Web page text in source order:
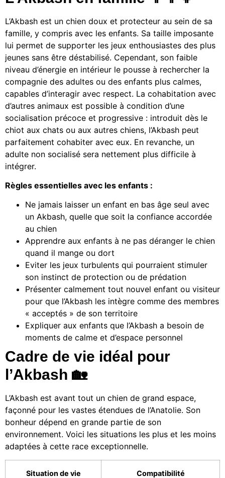
L’Akbash est un chien doux et protecteur au sein de sa
famille, y compris avec les enfants. Sa taille imposante
lui permet de supporter les jeux enthousiastes des plus
jeunes sans être déstabilisé. Cependant, son faible
niveau d’énergie en intérieur le pousse à rechercher la
compagnie des adultes ou des enfants plus calmes,
capables d’interagir avec respect. La cohabitation avec
d’autres animaux est possible à condition d’une
socialisation précoce et progressive : introduit dès le
chiot aux chats ou aux autres chiens, l’Akbash peut
parfaitement cohabiter avec eux. En revanche, un
adulte non socialisé sera nettement plus difficile à
intégrer.
Règles essentielles avec les enfants :
Ne jamais laisser un enfant en bas âge seul avec
un Akbash, quelle que soit la confiance accordée
au chien
Apprendre aux enfants à ne pas déranger le chien
quand il mange ou dort
Eviter les jeux turbulents qui pourraient stimuler
son instinct de protection ou de prédation
Présenter calmement tout nouvel enfant ou visiteur
pour que l’Akbash les intègre comme des membres
« acceptés » de son territoire
Expliquer aux enfants que l’Akbash a besoin de
moments de calme et d’espace personnel
Cadre de vie idéal pour
l’Akbash 🏡
L’Akbash est avant tout un chien de grand espace,
façonné pour les vastes étendues de l’Anatolie. Son
bonheur dépend en grande partie de son
environnement. Voici les situations les plus et les moins
adaptées à cette race exceptionnelle.
Situation de vie Compatibilité